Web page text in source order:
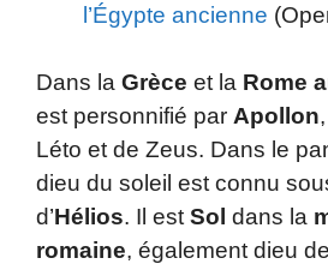
l’Égypte ancienne
Dans la Grèce et la Rome
est personnifié par Apollon
Léto et de Zeus. Dans le
dieu du soleil est connu
d’Hélios. Il est Sol dans la
romaine, également dieu